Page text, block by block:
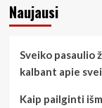
Naujausi
Sveiko pasaulio
kalbant apie
Kaip pailginti